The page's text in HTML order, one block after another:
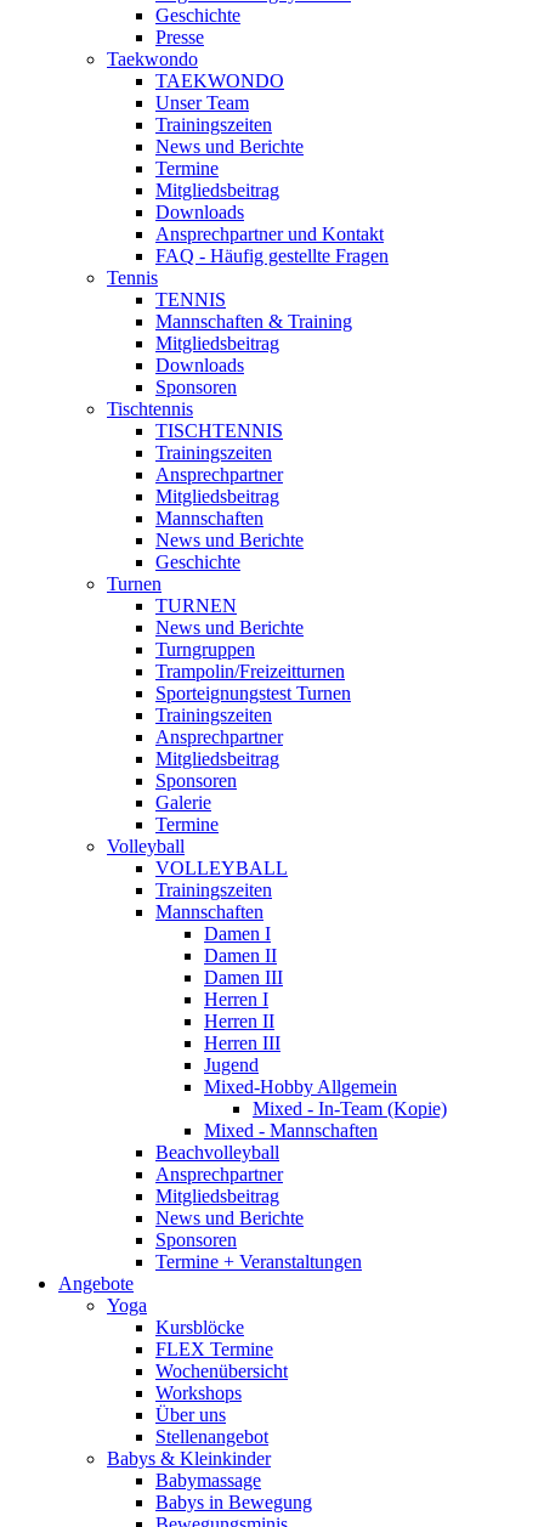
Geschichte
Presse
Taekwondo
TAEKWONDO
Unser Team
Trainingszeiten
News und Berichte
Termine
Mitgliedsbeitrag
Downloads
Ansprechpartner und Kontakt
FAQ - Häufig gestellte Fragen
Tennis
TENNIS
Mannschaften & Training
Mitgliedsbeitrag
Downloads
Sponsoren
Tischtennis
TISCHTENNIS
Trainingszeiten
Ansprechpartner
Mitgliedsbeitrag
Mannschaften
News und Berichte
Geschichte
Turnen
TURNEN
News und Berichte
Turngruppen
Trampolin/Freizeitturnen
Sporteignungstest Turnen
Trainingszeiten
Ansprechpartner
Mitgliedsbeitrag
Sponsoren
Galerie
Termine
Volleyball
VOLLEYBALL
Trainingszeiten
Mannschaften
Damen I
Damen II
Damen III
Herren I
Herren II
Herren III
Jugend
Mixed-Hobby Allgemein
Mixed - In-Team (Kopie)
Mixed - Mannschaften
Beachvolleyball
Ansprechpartner
Mitgliedsbeitrag
News und Berichte
Sponsoren
Termine + Veranstaltungen
Angebote
Yoga
Kursblöcke
FLEX Termine
Wochenübersicht
Workshops
Über uns
Stellenangebot
Babys & Kleinkinder
Babymassage
Babys in Bewegung